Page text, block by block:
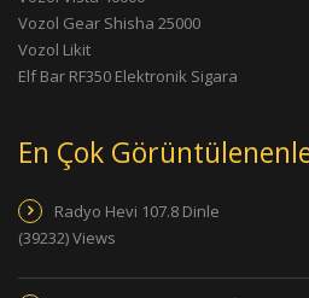
Vozol Gear Shisha 25000
Vozol Likit
Elf Bar RF350 Elektronik Sigara
En Çok
Radyo Hevi 107.8 Dinle
(39232) Views